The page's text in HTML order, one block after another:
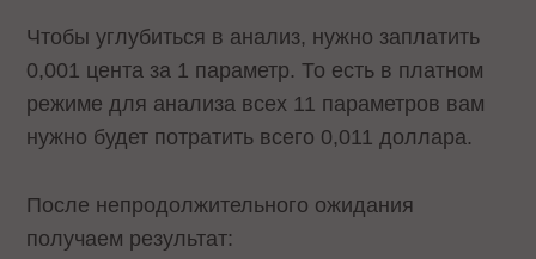
Чтобы углубиться в анализ, нужно заплатить
0,001 цента за 1 параметр. То есть в платном
режиме для анализа всех 11 параметров вам
нужно будет потратить всего 0,011 доллара.
После непродолжительного ожидания
получаем результат: